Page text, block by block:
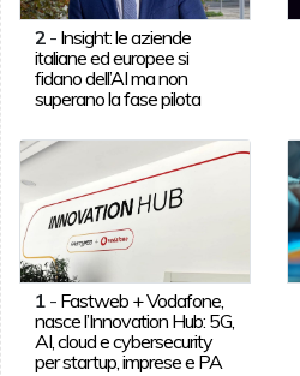
2- Insight: le aziende
italiane ed europee si
fidano dell’AI ma non
superano la fase pilota
1- Fastweb + Vodafone,
nasce l’Innovation Hub: 5G,
AI, cloud e cybersecurity
per startup, imprese e PA